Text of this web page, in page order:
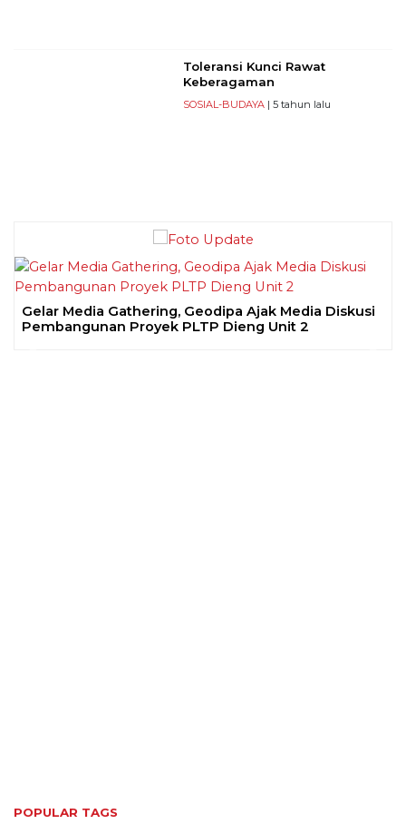
Toleransi Kunci Rawat
Keberagaman
SOSIAL-BUDAYA| 5 tahun lalu
Gelar Media Gathering, Geodipa Ajak Media Diskusi
Pembangunan Proyek PLTP Dieng Unit 2
POPULAR TAGS